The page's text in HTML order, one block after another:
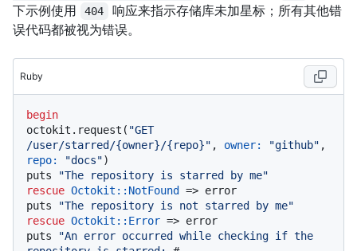
下示例使用
404
响应来指示存储库未加星标；所有其他错
误代码都被视为错误。
Ruby
begin
octokit.request( "GET
/user/starred/{owner}/{repo}" , owner: "github"
repo:
"docs")
puts
"The repository is starred by me"
rescue Octokit : :NotFound
=> error
puts
"The repository is not starred by me"
rescue Octokit : :Error => error
puts
"An error occurred while checking if the